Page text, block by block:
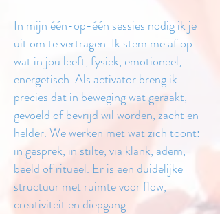
In mijn één-op-één sessies nodig ik je
uit om te vertragen. Ik stem me af op
wat in jou leeft, fysiek, emotioneel,
energetisch. Als activator breng ik
precies dat in beweging wat geraakt,
gevoeld of bevrijd wil worden, zacht en
helder.We werken met wat zich toont:
in gesprek, in stilte, via klank, adem,
beeld of ritueel. Er is een duidelijke
structuur met ruimte voor flow,
creativiteit en diepgang.